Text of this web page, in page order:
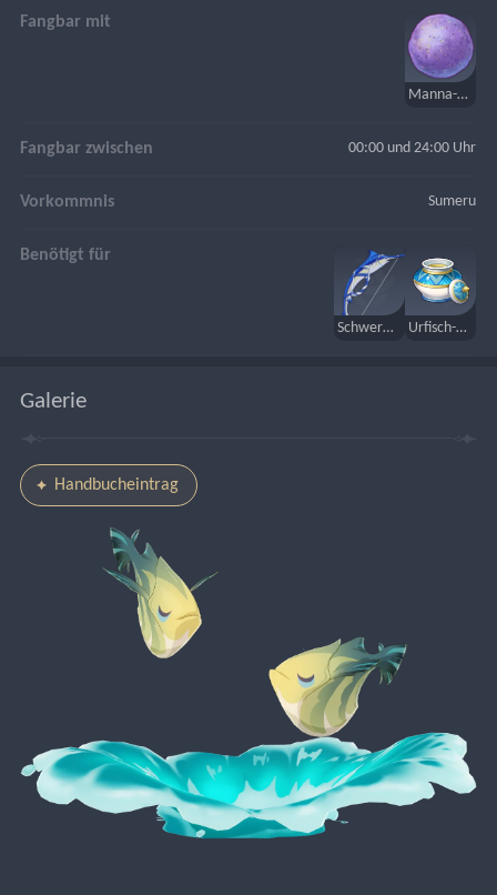
Fangbar mit
Manna-Köder
Fangbar zwischen 00:00 und 24:00 Uhr
Vorkommnis Sumeru
Benötigt für
Schwertfischer Urfisch-Salbe
Galerie
Handbucheintrag